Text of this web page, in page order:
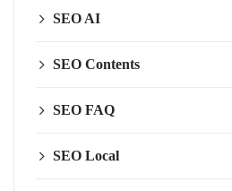
SEO AI
SEO Contents
SEO FAQ
SEO Local